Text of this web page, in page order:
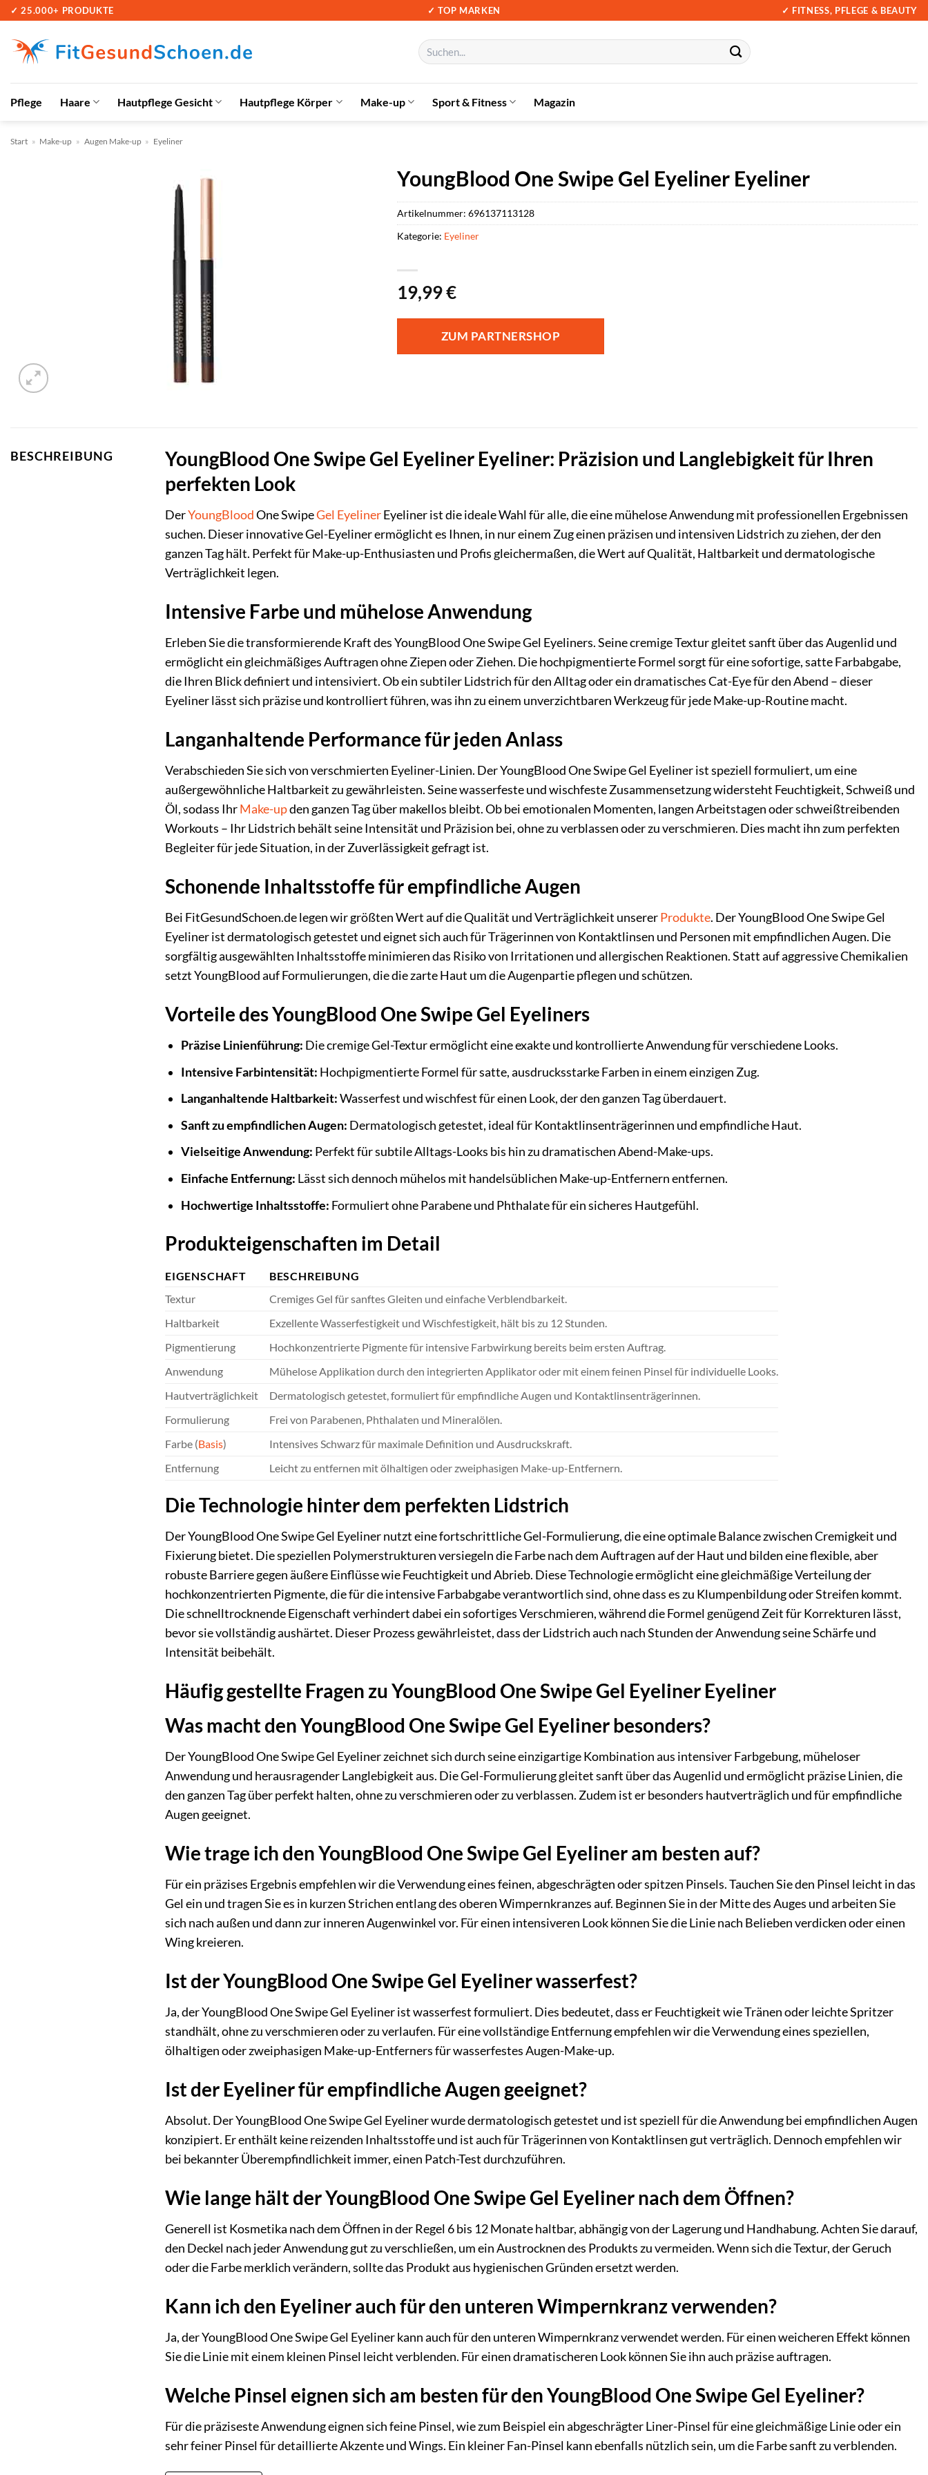
Zum
springen
✓ 25.000+ PRODUKTE ✓ TOP MARKEN ✓ FITNESS, PFLEGE & BEAUTY
Suchen
nach:
Pflege Haare Hautpflege Gesicht Hautpflege Körper Make-up Sport & Fitness Magazin
Start » Make-up » Augen Make-up » Eyeliner
YoungBlood One Swipe Gel Eyeliner Eyeliner
19,99€
ZUM PARTNERSHOP
Artikelnummer: 696137113128
Kategorie: Eyeliner
BESCHREIBUNG
YoungBlood One Swipe Gel Eyeliner Eyeliner: Präzision und Langlebigkeit für Ihren
perfekten Look
DerYoungBloodOne SwipeGel EyelinerEyeliner ist die ideale Wahl für alle, die eine mühelose Anwendung mit professionellen Ergebnissen
suchen. Dieser innovative Gel-Eyeliner ermöglicht es Ihnen, in nur einem Zug einen präzisen und intensiven Lidstrich zu ziehen, der den
ganzen Tag hält. Perfekt für Make-up-Enthusiasten und Profis gleichermaßen, die Wert auf Qualität, Haltbarkeit und dermatologische
Verträglichkeit legen.
Intensive Farbe und mühelose Anwendung
Erleben Sie die transformierende Kraft des YoungBlood One Swipe Gel Eyeliners. Seine cremige Textur gleitet sanft über das Augenlid und
ermöglicht ein gleichmäßiges Auftragen ohne Ziepen oder Ziehen. Die hochpigmentierte Formel sorgt für eine sofortige, satte Farbabgabe,
die Ihren Blick definiert und intensiviert. Ob ein subtiler Lidstrich für den Alltag oder ein dramatisches Cat-Eye für den Abend – dieser
Eyeliner lässt sich präzise und kontrolliert führen, was ihn zu einem unverzichtbaren Werkzeug für jede Make-up-Routine macht.
Langanhaltende Performance für jeden Anlass
Verabschieden Sie sich von verschmierten Eyeliner-Linien. Der YoungBlood One Swipe Gel Eyeliner ist speziell formuliert, um eine
außergewöhnliche Haltbarkeit zu gewährleisten. Seine wasserfeste und wischfeste Zusammensetzung widersteht Feuchtigkeit, Schweiß und
Öl, sodass IhrMake-upden ganzen Tag über makellos bleibt. Ob bei emotionalen Momenten, langen Arbeitstagen oder schweißtreibenden
Workouts – Ihr Lidstrich behält seine Intensität und Präzision bei, ohne zu verblassen oder zu verschmieren. Dies macht ihn zum perfekten
Begleiter für jede Situation, in der Zuverlässigkeit gefragt ist.
Schonende Inhaltsstoffe für empfindliche Augen
Bei FitGesundSchoen.de legen wir größten Wert auf die Qualität und Verträglichkeit unsererProdukte. Der YoungBlood One Swipe Gel
Eyeliner ist dermatologisch getestet und eignet sich auch für Trägerinnen von Kontaktlinsen und Personen mit empfindlichen Augen. Die
sorgfältig ausgewählten Inhaltsstoffe minimieren das Risiko von Irritationen und allergischen Reaktionen. Statt auf aggressive Chemikalien
setzt YoungBlood auf Formulierungen, die die zarte Haut um die Augenpartie pflegen und schützen.
Vorteile des YoungBlood One Swipe Gel Eyeliners
Präzise Linienführung: Die cremige Gel-Textur ermöglicht eine exakte und kontrollierte Anwendung für verschiedene Looks.
Intensive Farbintensität: Hochpigmentierte Formel für satte, ausdrucksstarke Farben in einem einzigen Zug.
Langanhaltende Haltbarkeit:Wasserfest und wischfest für einen Look, der den ganzen Tag überdauert.
Sanft zu empfindlichen Augen: Dermatologisch getestet, ideal für Kontaktlinsenträgerinnen und empfindliche Haut.
Vielseitige Anwendung: Perfekt für subtile Alltags-Looks bis hin zu dramatischen Abend-Make-ups.
Einfache Entfernung: Lässt sich dennoch mühelos mit handelsüblichen Make-up-Entfernern entfernen.
Hochwertige Inhaltsstoffe: Formuliert ohne Parabene und Phthalate für ein sicheres Hautgefühl.
Produkteigenschaften im Detail
EIGENSCHAFT
BESCHREIBUNG
Textur
Cremiges Gel für sanftes Gleiten und einfache Verblendbarkeit.
Haltbarkeit
Exzellente Wasserfestigkeit und Wischfestigkeit, hält bis zu 12 Stunden.
Pigmentierung
Hochkonzentrierte Pigmente für intensive Farbwirkung bereits beim ersten Auftrag.
Anwendung
Mühelose Applikation durch den integrierten Applikator oder mit einem feinen Pinsel für individuelle Looks.
Hautverträglichkeit
Dermatologisch getestet, formuliert für empfindliche Augen und Kontaktlinsenträgerinnen.
Formulierung
Frei von Parabenen, Phthalaten und Mineralölen.
Farbe (Basis)
Intensives Schwarz für maximale Definition und Ausdruckskraft.
Entfernung
Leicht zu entfernen mit ölhaltigen oder zweiphasigen Make-up-Entfernern.
Die Technologie hinter dem perfekten Lidstrich
Der YoungBlood One Swipe Gel Eyeliner nutzt eine fortschrittliche Gel-Formulierung, die eine optimale Balance zwischen Cremigkeit und
Fixierung bietet. Die speziellen Polymerstrukturen versiegeln die Farbe nach dem Auftragen auf der Haut und bilden eine flexible, aber
robuste Barriere gegen äußere Einflüsse wie Feuchtigkeit und Abrieb. Diese Technologie ermöglicht eine gleichmäßige Verteilung der
hochkonzentrierten Pigmente, die für die intensive Farbabgabe verantwortlich sind, ohne dass es zu Klumpenbildung oder Streifen kommt.
Die schnelltrocknende Eigenschaft verhindert dabei ein sofortiges Verschmieren, während die Formel genügend Zeit für Korrekturen lässt,
bevor sie vollständig aushärtet. Dieser Prozess gewährleistet, dass der Lidstrich auch nach Stunden der Anwendung seine Schärfe und
Intensität beibehält.
Häufig gestellte Fragen zu YoungBlood One Swipe Gel Eyeliner Eyeliner
Was macht den YoungBlood One Swipe Gel Eyeliner besonders?
Der YoungBlood One Swipe Gel Eyeliner zeichnet sich durch seine einzigartige Kombination aus intensiver Farbgebung, müheloser
Anwendung und herausragender Langlebigkeit aus. Die Gel-Formulierung gleitet sanft über das Augenlid und ermöglicht präzise Linien, die
den ganzen Tag über perfekt halten, ohne zu verschmieren oder zu verblassen. Zudem ist er besonders hautverträglich und für empfindliche
Augen geeignet.
Wie trage ich den YoungBlood One Swipe Gel Eyeliner am besten auf?
Für ein präzises Ergebnis empfehlen wir die Verwendung eines feinen, abgeschrägten oder spitzen Pinsels. Tauchen Sie den Pinsel leicht in das
Gel ein und tragen Sie es in kurzen Strichen entlang des oberen Wimpernkranzes auf. Beginnen Sie in der Mitte des Auges und arbeiten Sie
sich nach außen und dann zur inneren Augenwinkel vor. Für einen intensiveren Look können Sie die Linie nach Belieben verdicken oder einen
Wing kreieren.
Ist der YoungBlood One Swipe Gel Eyeliner wasserfest?
Ja, der YoungBlood One Swipe Gel Eyeliner ist wasserfest formuliert. Dies bedeutet, dass er Feuchtigkeit wie Tränen oder leichte Spritzer
standhält, ohne zu verschmieren oder zu verlaufen. Für eine vollständige Entfernung empfehlen wir die Verwendung eines speziellen,
ölhaltigen oder zweiphasigen Make-up-Entferners für wasserfestes Augen-Make-up.
Ist der Eyeliner für empfindliche Augen geeignet?
Absolut. Der YoungBlood One Swipe Gel Eyeliner wurde dermatologisch getestet und ist speziell für die Anwendung bei empfindlichen Augen
konzipiert. Er enthält keine reizenden Inhaltsstoffe und ist auch für Trägerinnen von Kontaktlinsen gut verträglich. Dennoch empfehlen wir
bei bekannter Überempfindlichkeit immer, einen Patch-Test durchzuführen.
Wie lange hält der YoungBlood One Swipe Gel Eyeliner nach dem Öffnen?
Generell ist Kosmetika nach dem Öffnen in der Regel 6 bis 12 Monate haltbar, abhängig von der Lagerung und Handhabung. Achten Sie darauf,
den Deckel nach jeder Anwendung gut zu verschließen, um ein Austrocknen des Produkts zu vermeiden. Wenn sich die Textur, der Geruch
oder die Farbe merklich verändern, sollte das Produkt aus hygienischen Gründen ersetzt werden.
Kann ich den Eyeliner auch für den unteren Wimpernkranz verwenden?
Ja, der YoungBlood One Swipe Gel Eyeliner kann auch für den unteren Wimpernkranz verwendet werden. Für einen weicheren Effekt können
Sie die Linie mit einem kleinen Pinsel leicht verblenden. Für einen dramatischeren Look können Sie ihn auch präzise auftragen.
Welche Pinsel eignen sich am besten für den YoungBlood One Swipe Gel Eyeliner?
Für die präziseste Anwendung eignen sich feine Pinsel, wie zum Beispiel ein abgeschrägter Liner-Pinsel für eine gleichmäßige Linie oder ein
sehr feiner Pinsel für detaillierte Akzente und Wings. Ein kleiner Fan-Pinsel kann ebenfalls nützlich sein, um die Farbe sanft zu verblenden.